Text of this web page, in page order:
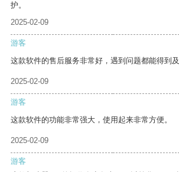
护。
2025-02-09
游客
这款软件的售后服务非常好，遇到问题都能得到及
2025-02-09
游客
这款软件的功能非常强大，使用起来非常方便。
2025-02-09
游客